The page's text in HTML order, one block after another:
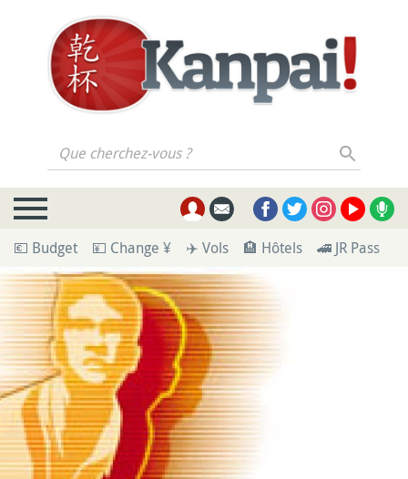
Que cherchez-vous ?
💶 Budget 💴 Change ¥ ✈️ Vols 🏨 Hôtels 🚄 JR Pass